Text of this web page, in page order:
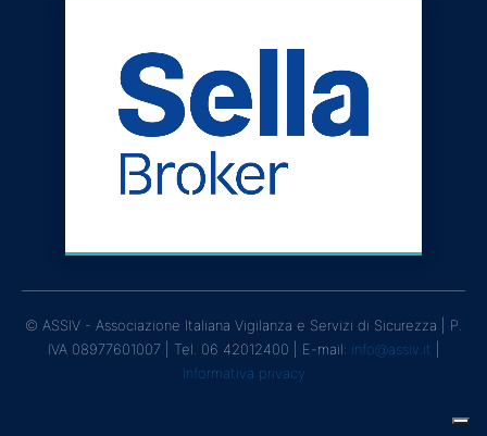
© ASSIV - Associazione Italiana Vigilanza e Servizi di Sicurezza | P.
IVA 08977601007 | Tel. 06 42012400 | E-mail: info@assiv.it
Informativa privacy